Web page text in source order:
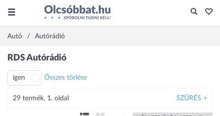
Autó Autórádió
RDS Autórádió
igen Összes törlése
29 termék, 1. oldal SZŰRÉS +